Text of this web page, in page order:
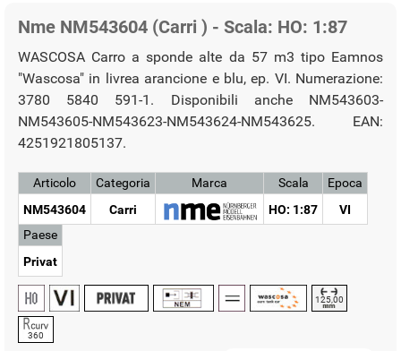
Nme NM543604 (Carri ) - Scala: HO: 1:87
WASCOSA Carro a sponde alte da 57 m3 tipo Eamnos
"Wascosa" in livrea arancione e blu, ep. VI. Numerazione:
3780 5840 591-1. Disponibili anche NM543603-
NM543605-NM543623-NM543624-NM543625. EAN:
4251921805137.
Articolo
NM543604
Categoria
Carri
Marca
Scala
HO: 1:87
Epoca
VI
Paese
Privat
125,00
360